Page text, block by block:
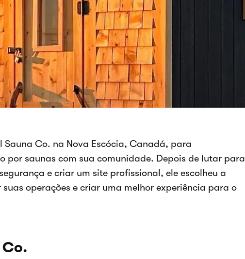
Co. na Nova Escócia, Canadá, para
por saunas com sua comunidade. Depois de lutar para
e criar um site profissional, ele escolheu a
operações e criar uma melhor experiência para o